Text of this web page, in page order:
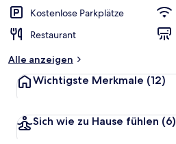
Kostenlose Parkplätze
Restaurant
Alle anzeigen
Wichtigste Merkmale (12)
Sich wie zu Hause fühlen (6)